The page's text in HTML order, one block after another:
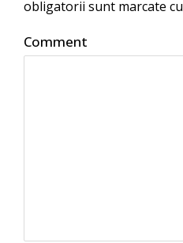
obligatorii sunt marcate cu
Comment